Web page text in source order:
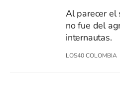
Al parecer el
no fue del
internautas.
LOS40 COLOMBIA